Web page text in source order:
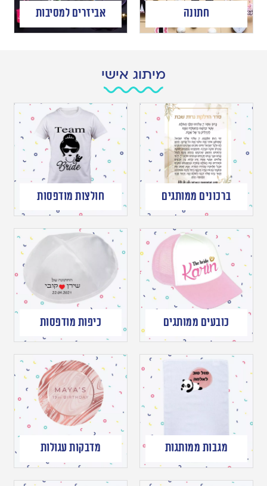
חתונה אביזרים למסיבות
מיתוג אישי
ברכונים ממותגים חולצות מודפסות
כובעים ממותגים כיפות מודפסות
מגבות ממותגות מדבקות עגולות